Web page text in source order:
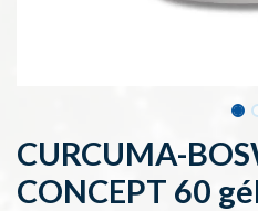
CURCUMA-
CONCEPT 60